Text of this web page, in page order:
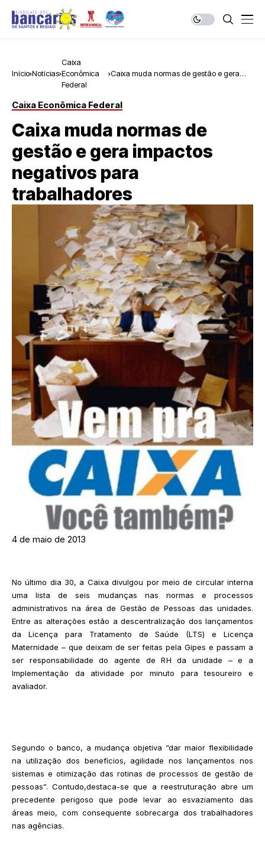
Início Notícias
Caixa
Econômica
Federal
Caixa muda normas de gestão e gera
Caixa Econômica Federal
Caixa muda normas de
gestão e gera impactos
negativos para
trabalhadores
4 de maio de 2013
No último dia 30, a Caixa divulgou por meio de circular interna
uma lista de seis mudanças nas normas e processos
administrativos na área de Gestão de Pessoas das unidades.
Entre as alterações estão a descentralização dos lançamentos
da Licença para Tratamento de Saúde (LTS) e Licença
Maternidade – que deixam de ser feitas pela Gipes e passam a
ser responsabilidade do agente de RH da unidade – e a
Implementação da atividade por minuto para tesoureiro e
avaliador.
Segundo o banco, a mudança objetiva “dar maior flexibilidade
na utilização dos benefícios, agilidade nos lançamentos nos
sistemas e otimização das rotinas de processos de gestão de
pessoas”. Contudo,destaca-se que a reestruturação abre um
precedente perigoso que pode levar ao esvaziamento das
áreas meio, com consequente sobrecarga dos trabalhadores
nas agências.